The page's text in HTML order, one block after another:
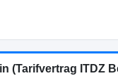
(Tarifvertrag ITDZ